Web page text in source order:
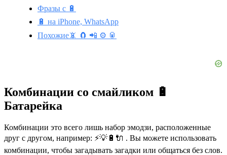
Фразы с 🔋
🔋 на iPhone, WhatsApp
Похожие📵 🧲 📲 ⚙️ 🥫
Комбинации со смайликом 🔋
Батарейка
Комбинации это всего лишь набор эмодзи, расположенные
друг с другом, например: ⚡💡🔋🔌 . Вы можете использовать
комбинации, чтобы загадывать загадки или общаться без слов.